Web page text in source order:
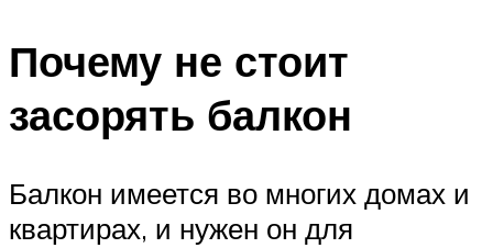
Почему не стоит
засорять балкон
Балкон имеется во многих домах и
квартирах, и нужен он для